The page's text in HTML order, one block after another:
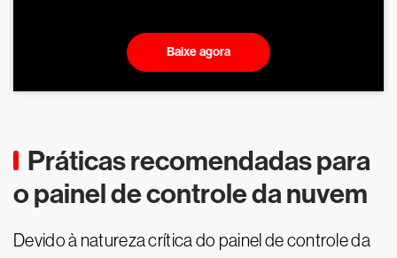
Baixe agora
Práticas recomendadas para
o painel de controle da nuvem
Devido à natureza crítica do painel de controle da